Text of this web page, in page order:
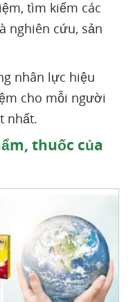
tìm kiếm các
nghiên cứu, sản
nhân lực hiệu
cho mỗi người
nhất.
thuốc của